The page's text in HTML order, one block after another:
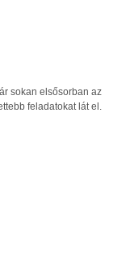
sokan elsősorban az
feladatokat lát el.